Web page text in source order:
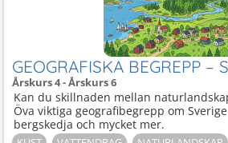
GEOGRAFISKA BEGREPP –
Årskurs 4 - Årskurs 6
Kan du skillnaden mellan
Öva viktiga geografibegrepp om
bergskedja och mycket mer.